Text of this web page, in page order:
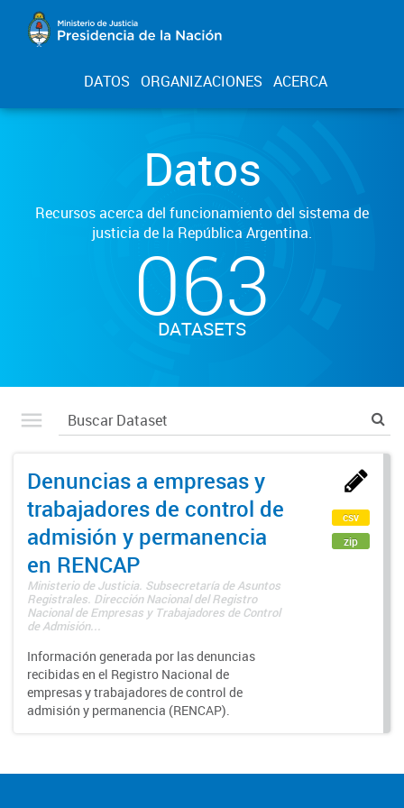
DATOS ORGANIZACIONES ACERCA
Datos
Recursos acerca del funcionamiento del sistema de
justicia de la República Argentina.
063
DATASETS
Denuncias a empresas y
trabajadores de control de
admisión y permanencia
en RENCAP
Ministerio de Justicia. Subsecretaría de Asuntos
Registrales. Dirección Nacional del Registro
Nacional de Empresas y Trabajadores de Control
de Admisión...
Información generada por las denuncias
recibidas en el Registro Nacional de
empresas y trabajadores de control de
admisión y permanencia (RENCAP).
csv
zip